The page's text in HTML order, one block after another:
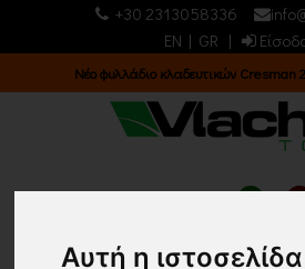
Αυτή η ιστοσελίδα
+30 2313058336
EN | GR |
Νέο φυλλάδιο κλαδευτικών Cresman
0 0